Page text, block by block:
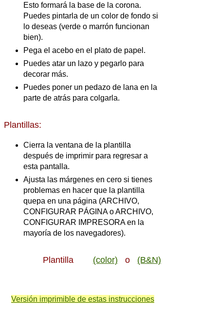
Esto formará la base de la corona.
Puedes pintarla de un color de fondo si
lo deseas (verde o marrón funcionan
bien).
Pega el acebo en el plato de papel.
Puedes atar un lazo y pegarlo para
decorar más.
Puedes poner un pedazo de lana en la
parte de atrás para colgarla.
Plantillas:
Cierra la ventana de la plantilla
después de imprimir para regresar a
esta pantalla.
Ajusta las márgenes en cero si tienes
problemas en hacer que la plantilla
quepa en una página (ARCHIVO,
CONFIGURAR PÁGINA o ARCHIVO,
CONFIGURAR IMPRESORA en la
mayoría de los navegadores).
Plantilla (color) o (B&N)
Versión imprimible de estas instrucciones